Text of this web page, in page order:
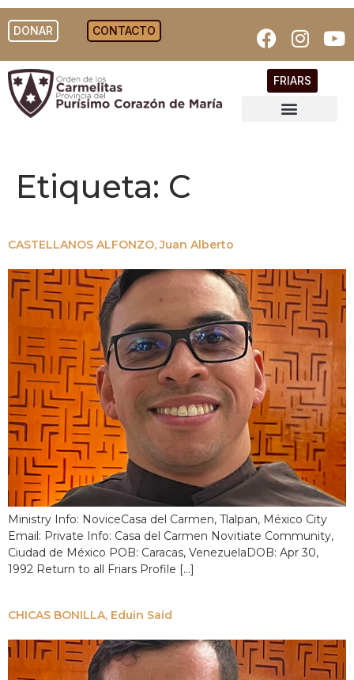
DONAR CONTACTO
FRIARS
Etiqueta: C
CASTELLANOS ALFONZO, Juan Alberto
Ministry Info: NoviceCasa del Carmen, Tlalpan, México City
Email: Private Info: Casa del Carmen Novitiate Community,
Ciudad de México POB: Caracas, VenezuelaDOB: Apr 30,
1992 Return to all Friars Profile […]
CHICAS BONILLA, Eduin Said